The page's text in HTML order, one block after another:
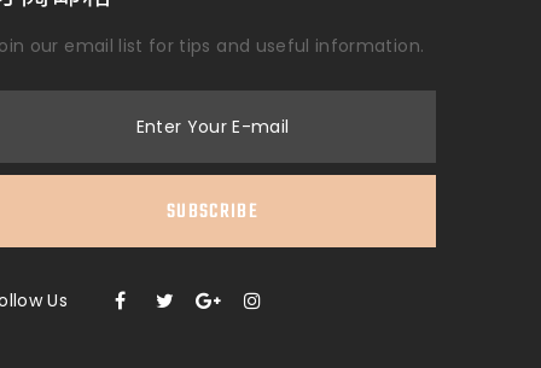
our email list for tips and useful information.
Enter Your E-mail
SUBSCRIBE
Us